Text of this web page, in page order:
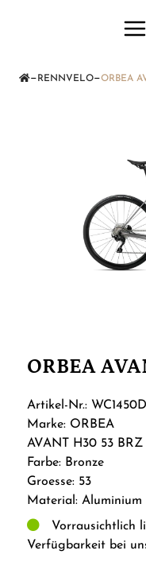
— RENNVELO—ORBEA
ORBEA
Artikel-Nr.: WC1450D
Marke: ORBEA
AVANT H30 53 BRZ
Farbe: Bronze
Groesse: 53
Material: Aluminium
Vorrausichtlich
Verfügbarkeit bei